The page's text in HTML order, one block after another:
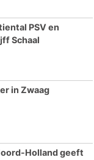
PSV en
Schaal
in Zwaag
Holland geeft